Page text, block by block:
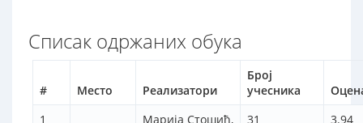
Списак одржаних обука
# Место Реализатори
Број
учесника
1
Марија Стошић,
31 3.94